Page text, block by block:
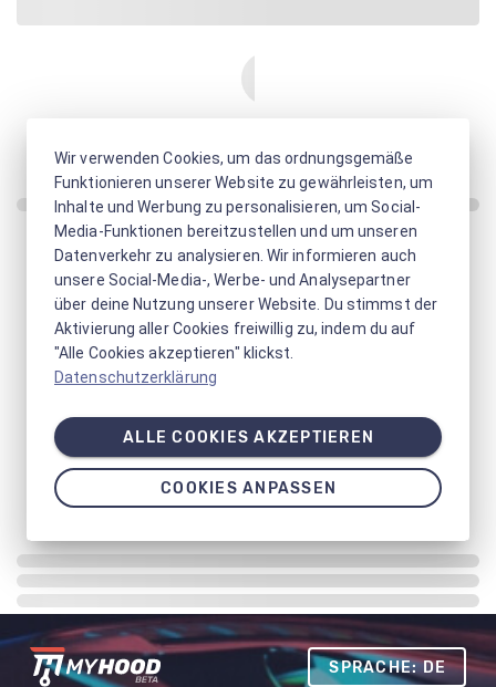
SPRACHE: DE
Wir verwenden Cookies, um das ordnungsgemäße
Funktionieren unserer Website zu gewährleisten, um
Inhalte und Werbung zu personalisieren, um Social-
Media-Funktionen bereitzustellen und um unseren
Datenverkehr zu analysieren. Wir informieren auch
unsere Social-Media-, Werbe- und Analysepartner
über deine Nutzung unserer Website. Du stimmst der
Aktivierung aller Cookies freiwillig zu, indem du auf
"Alle Cookies akzeptieren" klickst.
Datenschutzerklärung
ALLE COOKIES AKZEPTIEREN
COOKIES ANPASSEN